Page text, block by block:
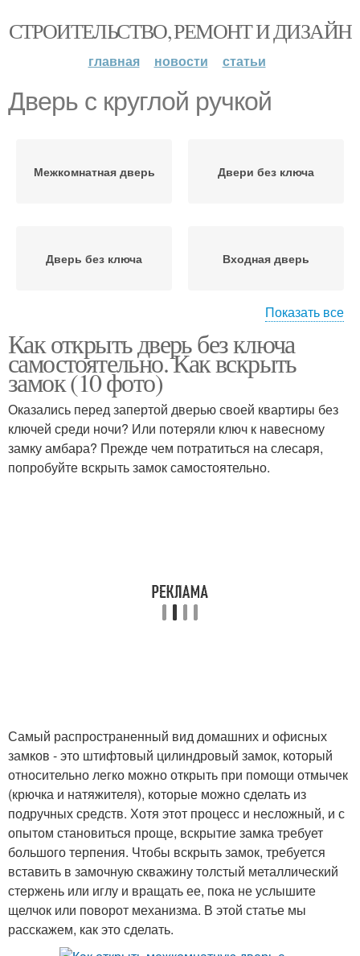
СТРОИТЕЛЬСТВО, РЕМОНТ И ДИЗАЙН
главная новости статьи
Дверь с круглой ручкой
Межкомнатная дверь Двери без ключа
Дверь без ключа Входная дверь
Дверь без ручки Дверь с защелкой
Металлическая дверь
Показать все
Как открыть дверь без ключа
самостоятельно. Как вскрыть
замок (10 фото)
Оказались перед запертой дверью своей квартиры без
ключей среди ночи? Или потеряли ключ к навесному
замку амбара? Прежде чем потратиться на слесаря,
попробуйте вскрыть замок самостоятельно.
Самый распространенный вид домашних и офисных
замков - это штифтовый цилиндровый замок, который
относительно легко можно открыть при помощи отмычек
(крючка и натяжителя), которые можно сделать из
подручных средств. Хотя этот процесс и несложный, и с
опытом становиться проще, вскрытие замка требует
большого терпения. Чтобы вскрыть замок, требуется
вставить в замочную скважину толстый металлический
стержень или иглу и вращать ее, пока не услышите
щелчок или поворот механизма. В этой статье мы
расскажем, как это сделать.